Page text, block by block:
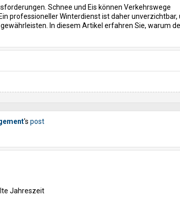
Schnee und Eis können Verkehrswege
professioneller Winterdienst ist daher unverzichtbar,
In diesem Artikel erfahren Sie, warum
's post
Jahreszeit